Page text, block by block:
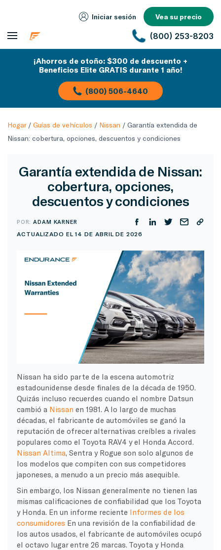
Iniciar sesión Vea su precio
(800) 253-8203
¡Ahorros de otoño: $300 de descuento +
Beneficios Elite GRATIS durante 1 año!
(800) 506-4640
Hogar/ Guías de vehículos / Nissan / Garantía extendida de
Nissan: cobertura, opciones, descuentos y condiciones
Garantía extendida de Nissan:
cobertura, opciones,
descuentos y condiciones
POR:ADAM KARNER
ACTUALIZADO EL 14 DE ABRIL DE 2026
Nissan ha sido parte de la escena automotriz
estadounidense desde finales de la década de 1950.
Quizás incluso recuerdes cuando el nombre Datsun
cambió a Nissan en 1981. A lo largo de muchas
décadas, el fabricante de automóviles se ganó la
reputación de ofrecer alternativas creíbles a rivales
populares como el Toyota RAV4 y el Honda Accord.
Nissan Altima , Sentra y Rogue son solo algunos de
los modelos que compiten con sus competidores
japoneses, a menudo a un precio más asequible.
Sin embargo, los Nissan generalmente no tienen las
mismas calificaciones de confiabilidad que los Toyota
y Honda. En un informe reciente Informes de los
consumidores En una revisión de la confiabilidad de
los autos usados, el fabricante de automóviles ocupó
el octavo lugar entre 26 marcas. Toyota y Honda